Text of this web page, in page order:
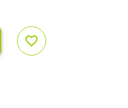
favorite_border